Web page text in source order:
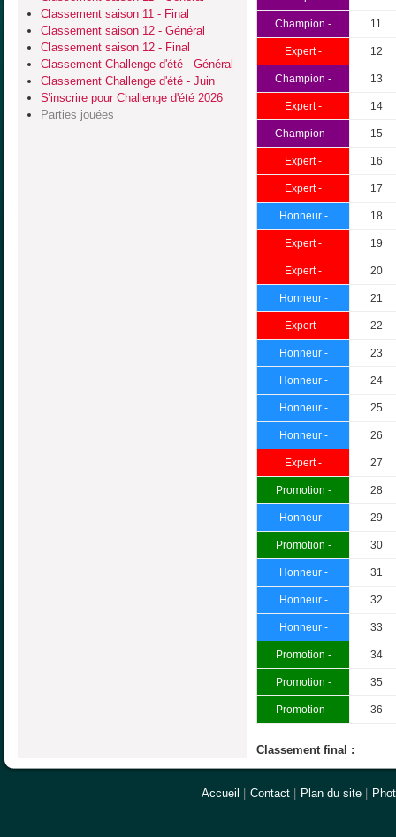
Classement saison 11 - Final
Classement saison 12 - Général
Classement saison 12 - Final
Classement Challenge d'été - Général
Classement Challenge d'été - Juin
S'inscrire pour Challenge d'été 2026
Parties jouées
Champion - 11
Expert - 12
Champion - 13
Expert - 14
Champion - 15
Expert - 16
Expert - 17
Honneur - 18
Expert - 19
Expert - 20
Honneur - 21
Expert - 22
Honneur - 23
Honneur - 24
Honneur - 25
Honneur - 26
Expert - 27
Promotion - 28
Honneur - 29
Promotion - 30
Honneur - 31
Honneur - 32
Honneur - 33
Promotion - 34
Promotion - 35
Promotion - 36
Classement final :
Accueil | Contact | Plan du site |